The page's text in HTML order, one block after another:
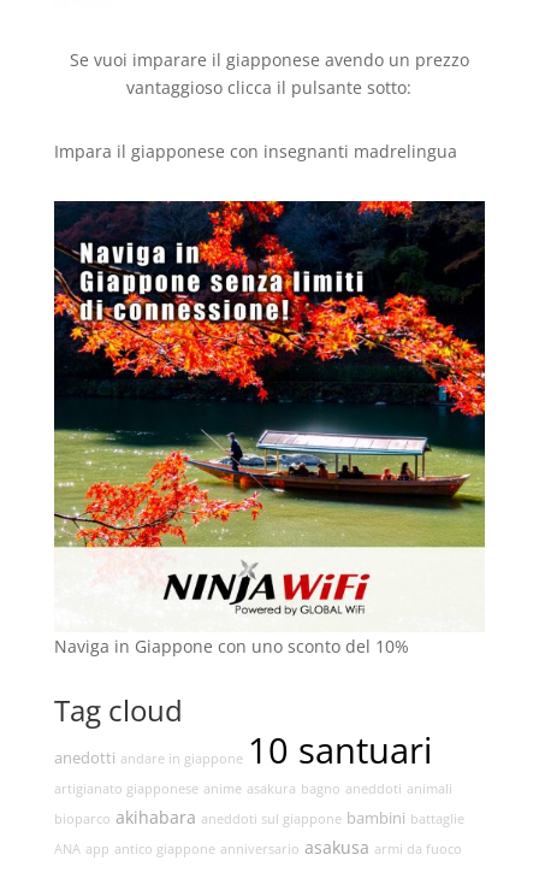
Se vuoi imparare il giapponese avendo un prezzo
vantaggioso clicca il pulsante sotto:
Impara il giapponese con insegnanti madrelingua
Naviga in Giappone con uno sconto del 10%
Tag cloud
anedotti andare in giappone 10 santuari
artigianato giapponese anime asakura bagno aneddoti animali
bioparco akihabara aneddoti sul giappone bambini battaglie
ANA app antico giappone anniversario asakusa armi da fuoco